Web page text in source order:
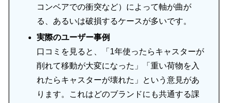
コンベアでの衝突など）によって軸が曲が
る、あるいは破損するケースが多いです。
実際のユーザー事例
口コミを見ると、「1年使ったらキャスターが
削れて移動が大変になった」「重い荷物を入
れたらキャスターが壊れた」という意見があ
ります。これはどのブランドにも共通する課